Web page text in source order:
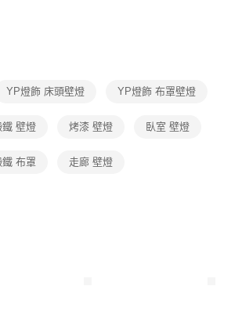
、不需綁卡、不需儲值。
帳流程】
先享後付」後，將跳轉至「AFTEE先享後付」
證並確認金額後，即可完成結帳。
元方式進行付款，方視為交易完成。
商家同意取消之訂單仍視為有效，需透過AFTEE先享
取消欲退款等相關疑問，請聯繫「AFTEE先享後付
含以上)免運費
YP燈飾 床頭壁燈 YP燈飾 布罩壁燈
鐵 壁燈 烤漆 壁燈 臥室 壁燈
鐵 布罩 走廊 壁燈